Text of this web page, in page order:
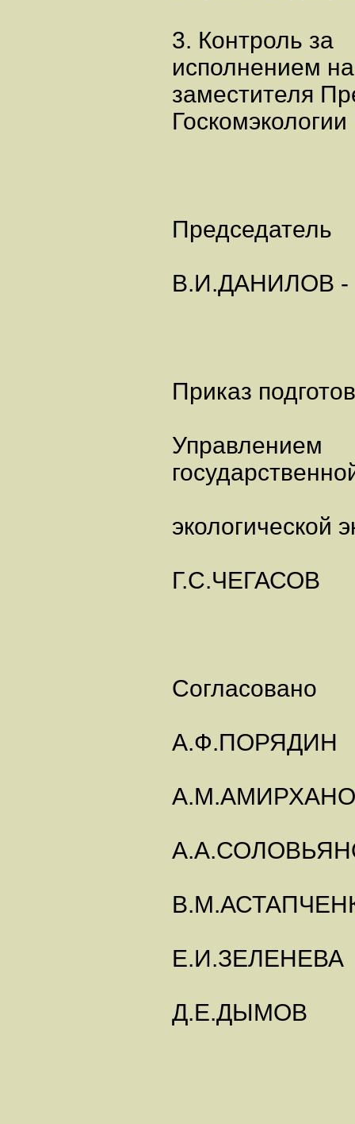
3. Контроль за
исполнением
заместителя
Председатель
В.И.ДАНИЛОВ
Приказ
Управлением
экологической
Г.С.ЧЕГАСОВ
Согласовано
А.Ф.ПОРЯДИН
Е.И.ЗЕЛЕНЕВА
Д.Е.ДЫМОВ